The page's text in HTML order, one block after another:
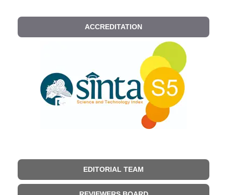
ACCREDITATION
EDITORIAL TEAM